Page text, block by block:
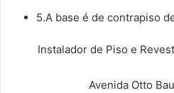
5.A base é de contrapiso
Instalador de Piso e
Avenida Otto